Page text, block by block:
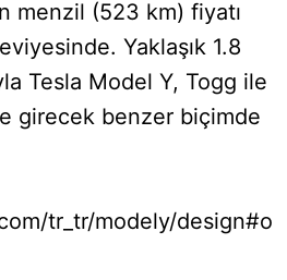
menzil (523 km) fiyatı
Yaklaşık 1.8
Tesla Model Y, Togg ile
girecek benzer biçimde
tr_tr/modely/design#o